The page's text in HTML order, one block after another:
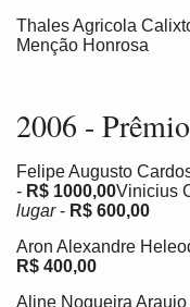
Thales Agricola
Menção Honrosa
2006 -
Felipe Augusto
- R$ 1000,00Vinicius
lugar- R$ 600,00
Aron Alexandre
R$ 400,00
Aline Nogueira